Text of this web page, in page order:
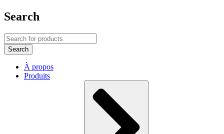
Search
À propos
Produits